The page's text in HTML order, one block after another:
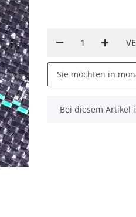
VE
Sie möchten in
x
Bei diesem Artikel